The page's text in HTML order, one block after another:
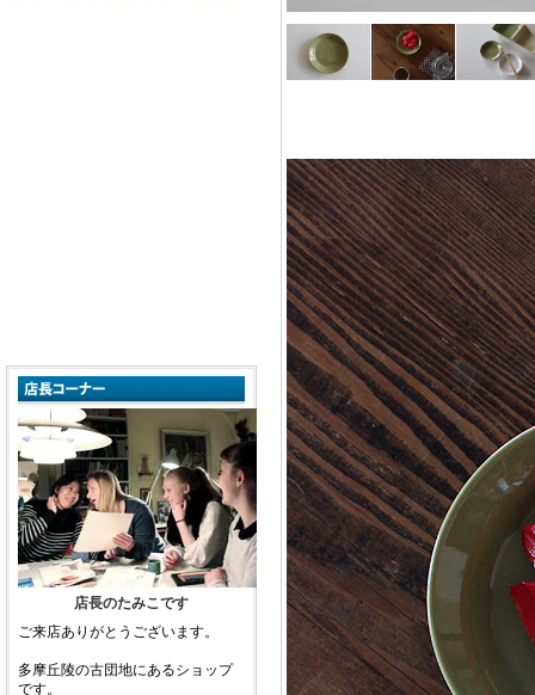
店長のたみこです
ご来店ありがとうございます。
多摩丘陵の古団地にあるショップ
です。